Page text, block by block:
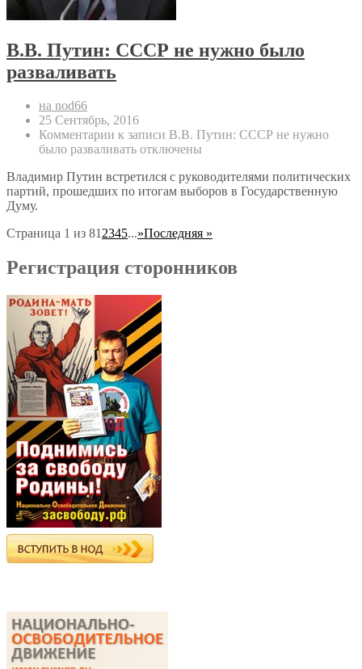
В.В. Путин: СССР не нужно было
разваливать
на nod66
25 Сентябрь, 2016
Комментарии к записи В.В. Путин: СССР не нужно
было разваливать отключены
Владимир Путин встретился с руководителями политических
партий, прошедших по итогам выборов в Государственную
Думу.
Страница 1 из 812345...»Последняя »
Регистрация сторонников